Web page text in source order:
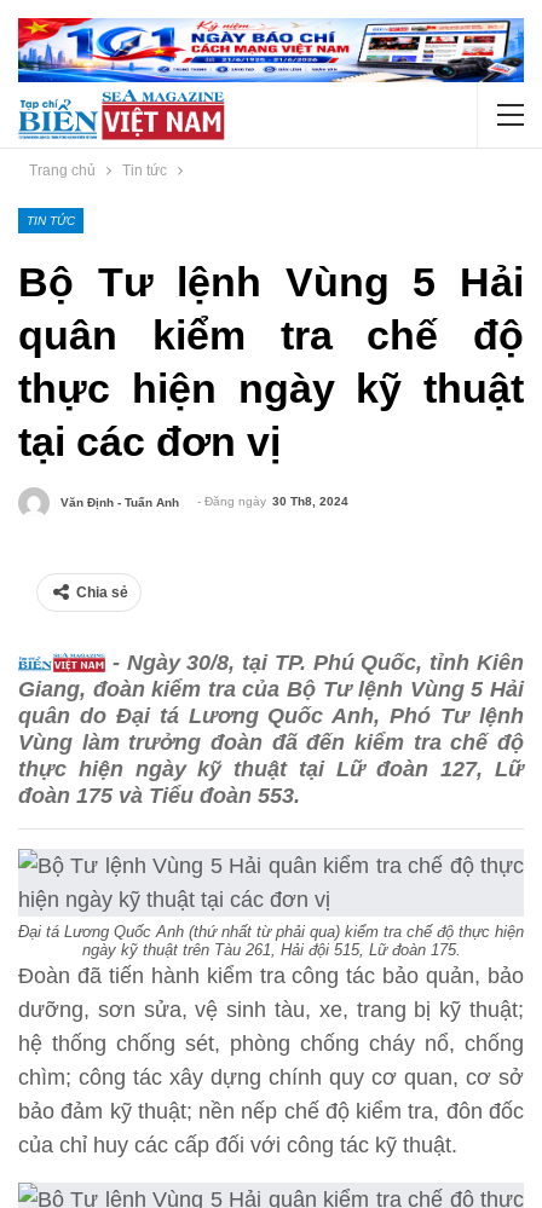
Trang chủ Tin tức
TIN TỨC
Bộ Tư lệnh Vùng 5 Hải
quân kiểm tra chế độ
thực hiện ngày kỹ thuật
tại các đơn vị
Văn Định - Tuấn Anh - Đăng ngày 30 Th8, 2024
Chia sẻ
- Ngày 30/8, tại TP. Phú Quốc, tỉnh Kiên
Giang, đoàn kiểm tra của Bộ Tư lệnh Vùng 5 Hải
quân do Đại tá Lương Quốc Anh, Phó Tư lệnh
Vùng làm trưởng đoàn đã đến kiểm tra chế độ
thực hiện ngày kỹ thuật tại Lữ đoàn 127, Lữ
đoàn 175 và Tiểu đoàn 553.
Đại tá Lương Quốc Anh (thứ nhất từ phải qua) kiểm tra chế độ thực hiện
ngày kỹ thuật trên Tàu 261, Hải đội 515, Lữ đoàn 175.
Đoàn đã tiến hành kiểm tra công tác bảo quản, bảo
dưỡng, sơn sửa, vệ sinh tàu, xe, trang bị kỹ thuật;
hệ thống chống sét, phòng chống cháy nổ, chống
chìm; công tác xây dựng chính quy cơ quan, cơ sở
bảo đảm kỹ thuật; nền nếp chế độ kiểm tra, đôn đốc
của chỉ huy các cấp đối với công tác kỹ thuật.